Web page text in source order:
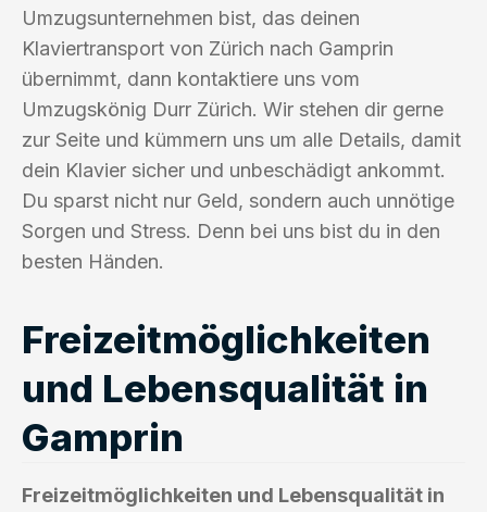
Umzugsunternehmen bist, das deinen
Klaviertransport von Zürich nach Gamprin
übernimmt, dann kontaktiere uns vom
Umzugskönig Durr Zürich. Wir stehen dir gerne
zur Seite und kümmern uns um alle Details, damit
dein Klavier sicher und unbeschädigt ankommt.
Du sparst nicht nur Geld, sondern auch unnötige
Sorgen und Stress. Denn bei uns bist du in den
besten Händen.
Freizeitmöglichkeiten
und Lebensqualität in
Gamprin
Freizeitmöglichkeiten und Lebensqualität in